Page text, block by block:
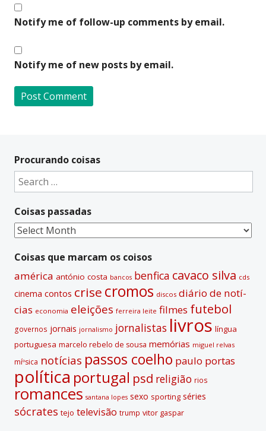
Notify me of follow-up comments by email.
Notify me of new posts by email.
t
e
a
t
i
v
Procurando coisas
Search
for:
Coisas passadas
Coisas
Coisas que marcam os coisos
américa antónio costa bancos benfica cavaco silva cds
cinema contos crise cromos discos diário de notí­
cias economia eleições ferreira leite filmes futebol
governos jornais jornalismo jornalistas livros lí­ngua
portuguesa marcelo rebelo de sousa memórias miguel relvas
míºsica notí­cias passos coelho paulo portas
polí­tica portugal psd religião rios
romances santana lopes sexo sporting séries
sócrates tejo televisão trump vitor gaspar